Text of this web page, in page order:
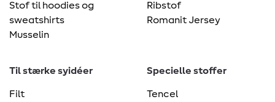
Stof til hoodies og
sweatshirts
Musselin
Ribstof
Romanit Jersey
Til stærke syidéer
Filt
Specielle stoffer
Tencel